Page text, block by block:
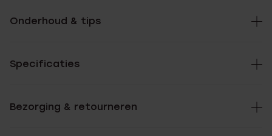
Onderhoud & tips
Specificaties
Bezorging & retourneren